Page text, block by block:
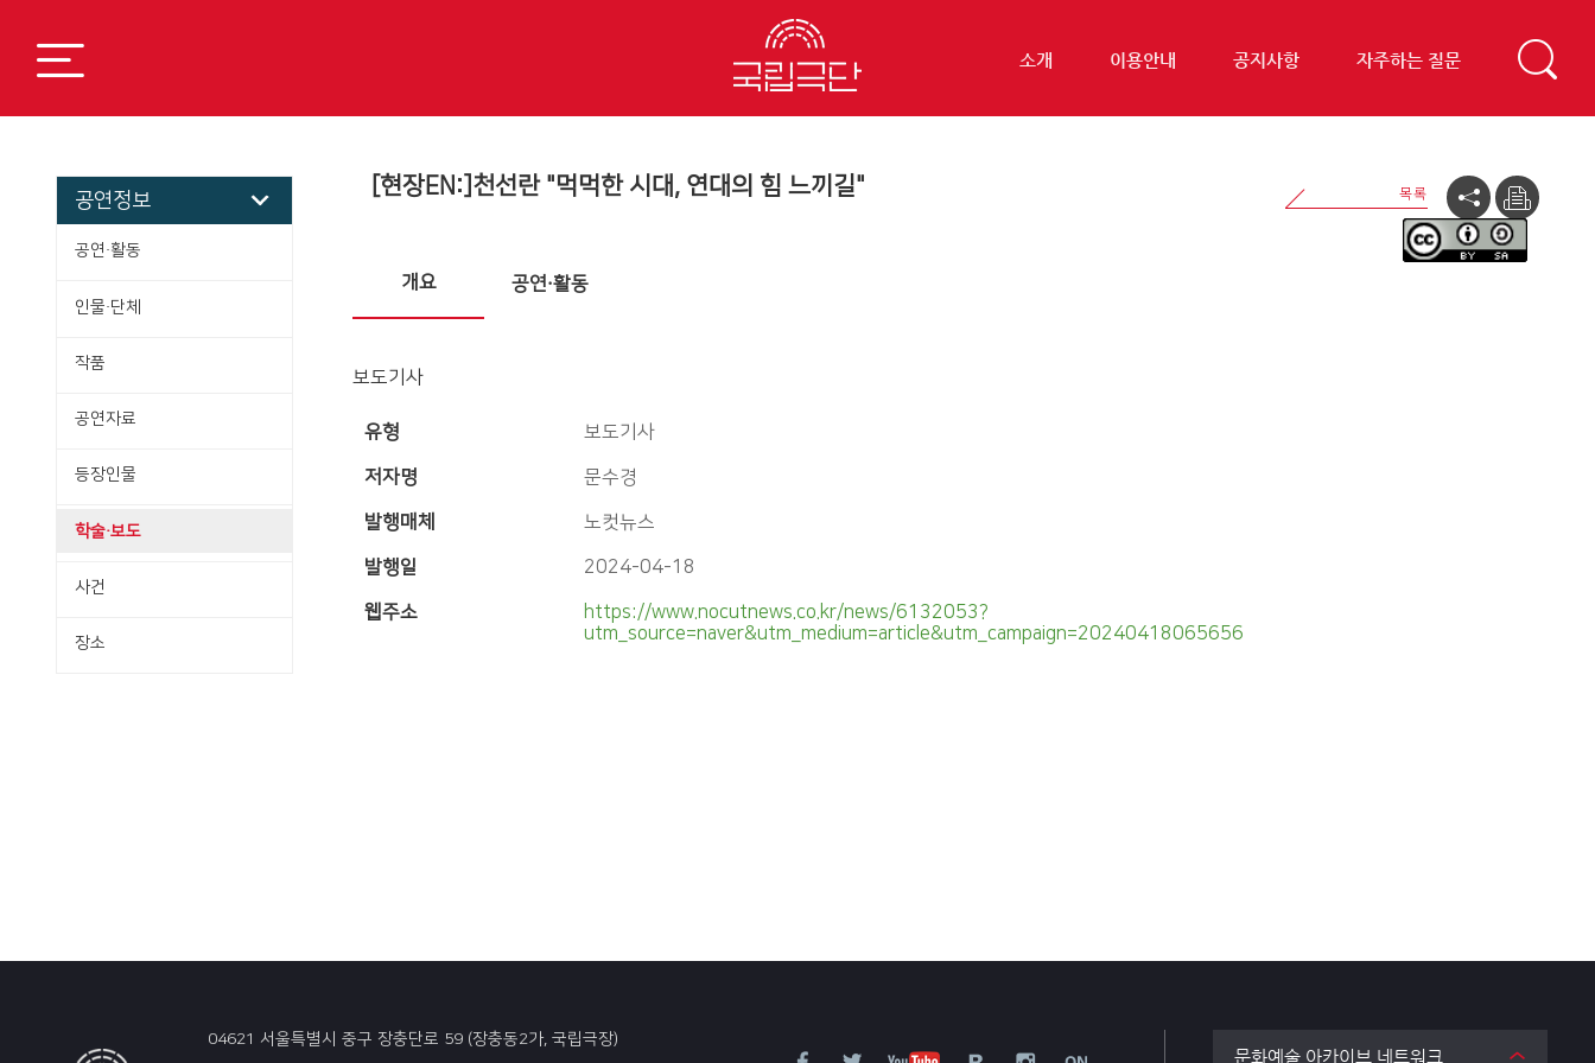
소개 이용안내 공지사항 자주하는 질문
공연정보
공연·활동
인물·단체
작품
공연자료
등장인물
학술·보도
사건
장소
[현장EN:]천선란 "먹먹한 시대, 연대의 힘 느끼길"
개요 공연·활동
보도기사
유형 보도기사
저자명 문수경
발행매체 노컷뉴스
발행일 2024-04-18
웹주소
https://www.nocutnews.co.kr/news/6132053?
utm_source=naver&utm_medium=article&utm_campaign=20240418065656
04621 서울특별시 중구 장충단로 59 (장충동2가, 국립극장)
문화예술 아카이브 네트워크